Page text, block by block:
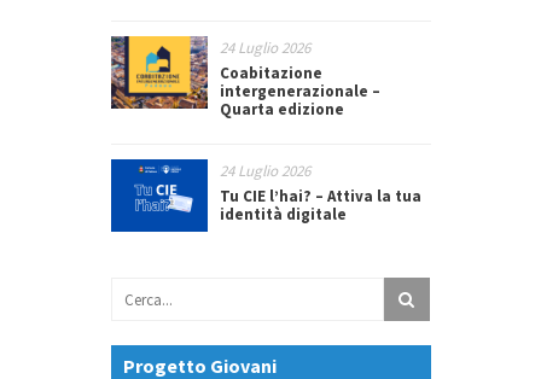
24 Luglio 2026
Coabitazione
intergenerazionale –
Quarta edizione
24 Luglio 2026
Tu CIE l’hai? – Attiva la tua
identità digitale
Progetto Giovani